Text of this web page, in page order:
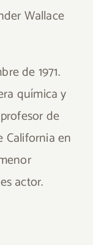
Wallace
de 1971.
química y
de
California en
actor.